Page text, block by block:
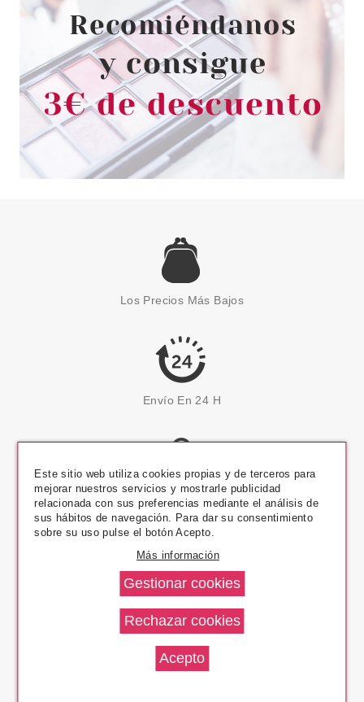
Los Precios Más Bajos
Envío En 24 H
Pago Seguro
14 Días Devolución
Este sitio web utiliza cookies propias y de terceros para
mejorar nuestros servicios y mostrarle publicidad
relacionada con sus preferencias mediante el análisis de
sus hábitos de navegación. Para dar su consentimiento
sobre su uso pulse el botón Acepto.
Más información